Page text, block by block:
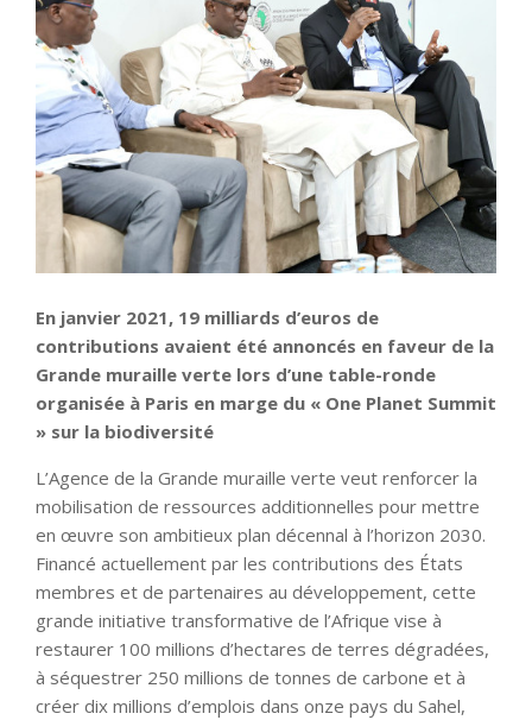
En janvier 2021, 19 milliards d’euros de
contributions avaient été annoncés en faveur de la
Grande muraille verte lors d’une table-ronde
organisée à Paris en marge du « One Planet Summit
» sur la biodiversité
L’Agence de la Grande muraille verte veut renforcer la
mobilisation de ressources additionnelles pour mettre
en œuvre son ambitieux plan décennal à l’horizon 2030.
Financé actuellement par les contributions des États
membres et de partenaires au développement, cette
grande initiative transformative de l’Afrique vise à
restaurer 100 millions d’hectares de terres dégradées,
à séquestrer 250 millions de tonnes de carbone et à
créer dix millions d’emplois dans onze pays du Sahel,